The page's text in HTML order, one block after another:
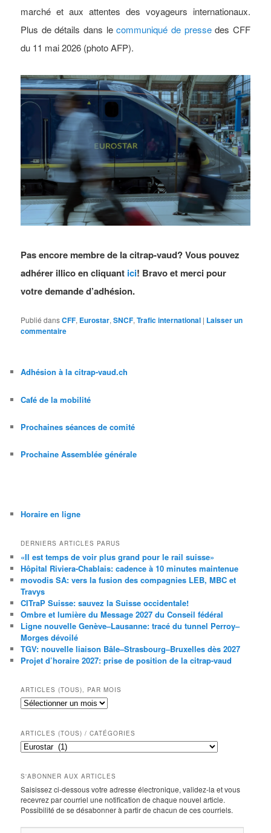
marché et aux attentes des voyageurs internationaux.
Plus de détails dans lecommuniqué de pressedes CFF
du 11 mai 2026 (photo AFP).
Pas encore membre de la citrap-vaud? Vous pouvez
adhérer illico en cliquant ici! Bravo et merci pour
votre demande d’adhésion.
Publié dansCFF, Eurostar,SNCF,Trafic international | Laisser un
commentaire
Adhésion à la citrap-vaud.ch
Café de la mobilité
Prochaines séances de comité
Prochaine Assemblée générale
Horaire en ligne
DERNIERS ARTICLES PARUS
«Il est temps de voir plus grand pour le rail suisse»
Hôpital Riviera-Chablais: cadence à 10 minutes maintenue
movodis SA: vers la fusion des compagnies LEB, MBC et
Travys
CITraP Suisse: sauvez la Suisse occidentale!
Ombre et lumière du Message 2027 du Conseil fédéral
Ligne nouvelle Genève–Lausanne: tracé du tunnel Perroy–
Morges dévoilé
TGV: nouvelle liaison Bâle–Strasbourg–Bruxelles dès 2027
Projet d’horaire 2027: prise de position de la citrap-vaud
ARTICLES (TOUS), PAR MOIS
Articles
(tous),
mois
ARTICLES (TOUS) / CATÉGORIES
Articles
(tous)
catégories
S'ABONNER AUX ARTICLES
Saisissez ci-dessous votre adresse électronique, validez-la et vous
recevrez par courriel une notification de chaque nouvel article.
Possibilité de se désabonner à partir de chacun de ces courriels.